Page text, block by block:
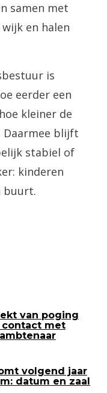
samen met
en halen
is
eerder een
kleiner de
Daarmee blijft
stabiel of
kinderen
buurt.
van poging
met
volgend jaar
datum en zaal